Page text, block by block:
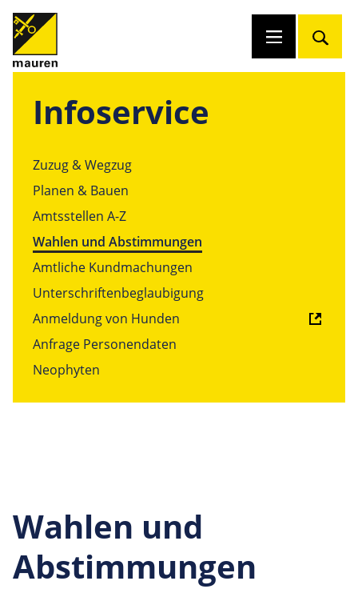
Infoservice
Zuzug & Wegzug
Planen & Bauen
Amtsstellen A-Z
Wahlen und Abstimmungen
Amtliche Kundmachungen
Unterschriftenbeglaubigung
Anmeldung von Hunden
Anfrage Personendaten
Neophyten
Wahlen und
Abstimmungen